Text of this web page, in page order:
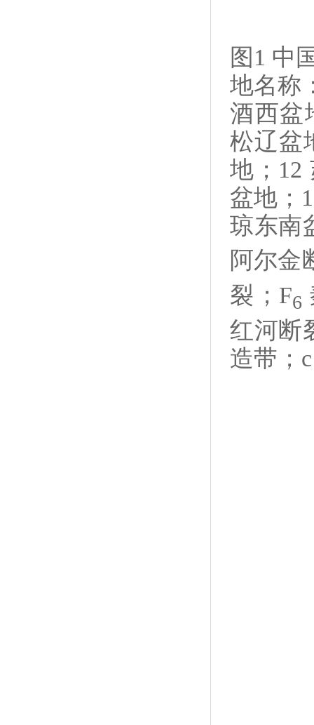
图 1 中
地名称
酒西盆
松辽盆
地； 12
盆地；
琼东南
阿尔金
裂； F6
红河断
造带；